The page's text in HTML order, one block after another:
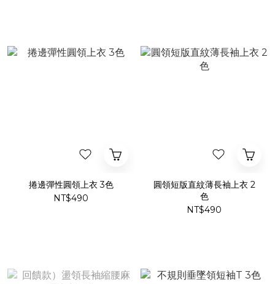
捲邊彈性圓領上衣 3色
NT$490
圓領短版直紋薄長袖上衣 2
色
NT$490